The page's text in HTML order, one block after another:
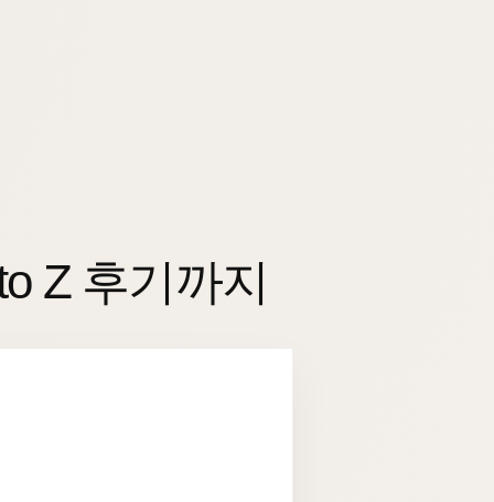
Z 후기까지